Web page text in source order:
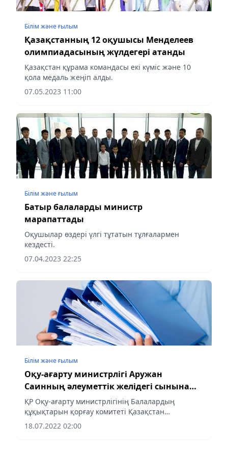
Білім және ғылым
Қазақстанның 12 оқушысы Менделеев
олимпиадасының жүлдегері атанды
Қазақстан құрама командасы екі күміс және 10
қола медаль жеңіп алды.
07.05.2023 11:00
Білім және ғылым
Батыр балаларды министр
марапаттады
Оқушылар өздері үлгі тұтатын тұлғалармен
кездесті.
07.04.2023 22:25
Білім және ғылым
Оқу-ағарту министрлігі Аружан
Саинның әлеуметтік желідегі сынына
жауап берді
ҚР Оқу-ағарту министрлігінің Балалардың
құқықтарын қорғау комитеті Қазақстан
Республикасындағы Бала құқықтары жөніндегі
уәкіл Аружан Саинның әлеуметтік желідегі
18.07.2022 02:00